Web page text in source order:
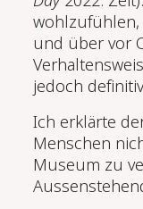
und über vor
jedoch
Ich erklärte
Menschen
Museum zu